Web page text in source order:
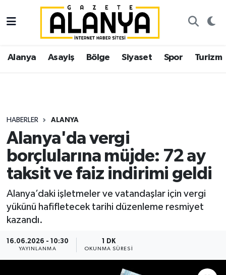
Alanya Asayiş Bölge Siyaset Spor Turizm
HABERLER ALANYA
Alanya'da vergi
borçlularına müjde: 72 ay
taksit ve faiz indirimi geldi
Alanya’daki işletmeler ve vatandaşlar için vergi
yükünü hafifletecek tarihi düzenleme resmiyet
kazandı.
16.06.2026 - 10:30
YAYINLANMA
1 DK
OKUNMA SÜRESI
Alanya
Asayiş
Siyaset
Spor
Turizm
Ekonomi
Gazipaşa
İstanbul Nöbetçi Eczaneler
İstanbul Hava Durumu
Süper Lig Puan Durumu ve Fikstür
Tüm Manşetler
Son Dakika Haberleri
Haber Arşivi